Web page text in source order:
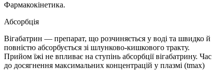
Фармакокінетика.
Абсорбція
Вігабатрин — препарат, що розчиняється у воді та швидко й
повністю абсорбується зі шлунково-кишкового тракту.
Прийом їжі не впливає на ступінь абсорбції вігабатрину. Час
до досягнення максимальних концентрацій у плазмі (tmax)